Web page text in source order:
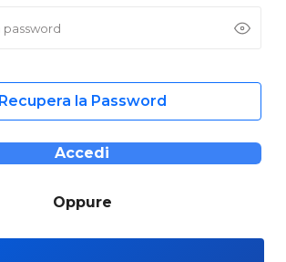
Recupera la Password
Accedi
Oppure